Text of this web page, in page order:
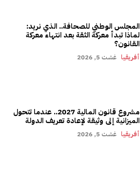
المجلس الوطني للصحافة.. الذي نريد:
لماذا تبدأ معركة الثقة بعد انتهاء معركة
القانون؟
أفريقيا غشت 5, 2026
مشروع قانون المالية 2027.. عندما تتحول
الميزانية إلى وثيقة لإعادة تعريف الدولة
أفريقيا غشت 5, 2026